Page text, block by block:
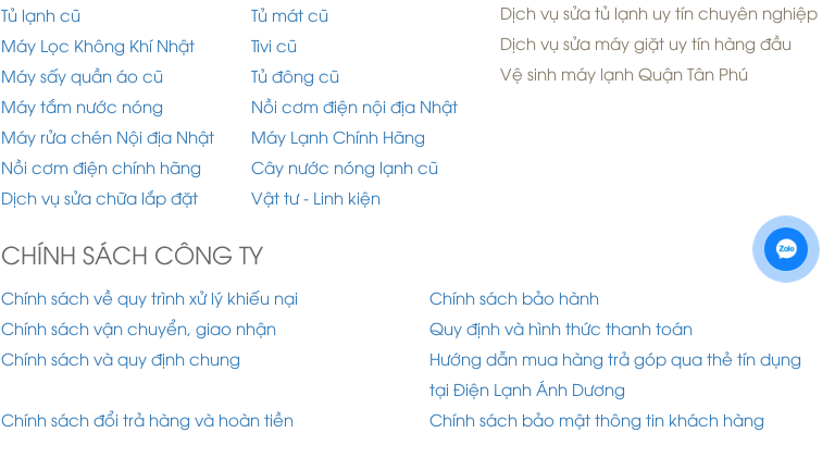
Tủ lạnh cũ
Tủ mát cũ
Máy Lọc Không Khí Nhật
Tivi cũ
Máy sấy quần áo cũ
Tủ đông cũ
Máy tắm nước nóng
Nồi cơm điện nội địa Nhật
Máy rửa chén Nội địa Nhật
Máy Lạnh Chính Hãng
Nồi cơm điện chính hãng
Cây nước nóng lạnh cũ
Dịch vụ sửa chữa lắp đặt
Vật tư - Linh kiện
Dịch vụ sửa tủ lạnh uy tín chuyên nghiệp
Dịch vụ sửa máy giặt uy tín hàng đầu
Vệ sinh máy lạnh Quận Tân Phú
CHÍNH SÁCH CÔNG TY
Chính sách về quy trình xử lý khiếu nại
Chính sách bảo hành
Chính sách vận chuyển, giao nhận
Quy định và hình thức thanh toán
Chính sách và quy định chung
Hướng dẫn mua hàng trả góp qua thẻ tín dụng
tại Điện Lạnh Ánh Dương
Chính sách đổi trả hàng và hoàn tiền
Chính sách bảo mật thông tin khách hàng